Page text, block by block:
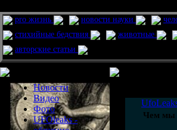
pro жизнь новости науки
стихийные бедствия
животные
авторские статьи
Новости
Видео
Фото
UFOleaks -
Чем мы